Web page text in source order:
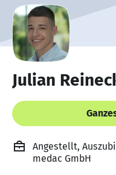
Julian
Angestellt,
medac GmbH